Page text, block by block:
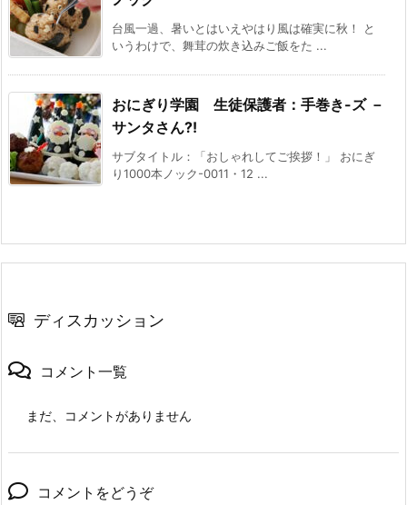
台風一過、暑いとはいえやはり風は確実に秋！ と
いうわけで、舞茸の炊き込みご飯をた ...
おにぎり学園 生徒保護者：手巻き-ズ －
サンタさん?!
サブタイトル：「おしゃれしてご挨拶！」 おにぎ
り1000本ノック-0011・12 ...
ディスカッション
コメント一覧
まだ、コメントがありません
コメントをどうぞ